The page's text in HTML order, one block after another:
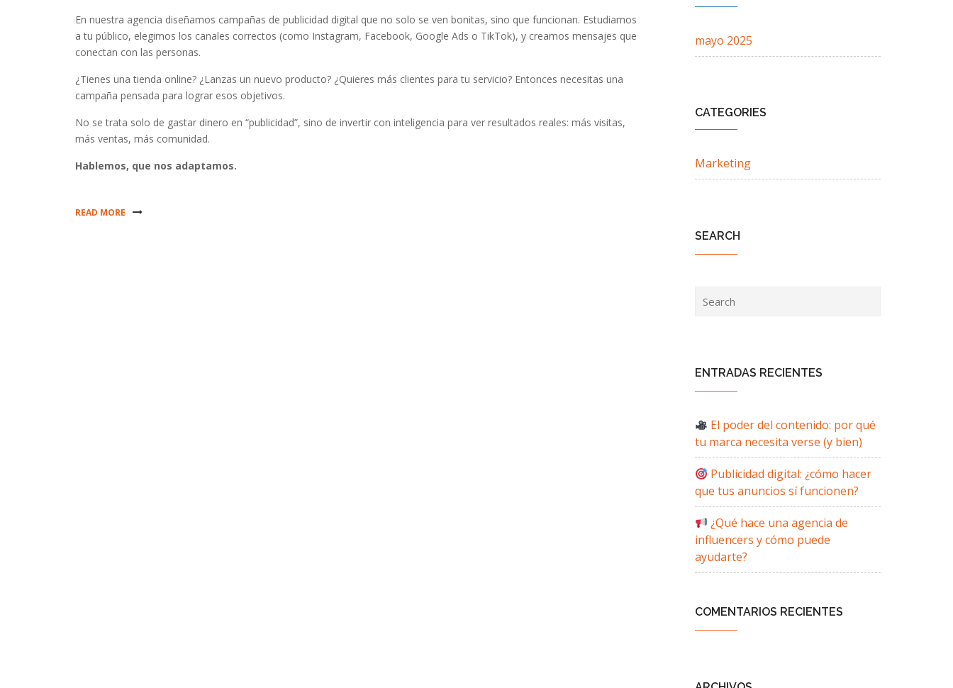
En nuestra agencia diseñamos campañas de publicidad digital que no solo se ven bonitas, sino que funcionan. Estudiamos
a tu público, elegimos los canales correctos (como Instagram, Facebook, Google Ads o TikTok), y creamos mensajes que
conectan con las personas.
¿Tienes una tienda online? ¿Lanzas un nuevo producto? ¿Quieres más clientes para tu servicio? Entonces necesitas una
campaña pensada para lograr esos objetivos.
No se trata solo de gastar dinero en “publicidad”, sino de invertir con inteligencia para ver resultados reales: más visitas,
más ventas, más comunidad.
Hablemos, que nos adaptamos.
READ MORE
mayo 2025
CATEGORIES
Marketing
SEARCH
ENTRADAS RECIENTES
El poder del contenido: por qué
tu marca necesita verse (y bien)
Publicidad digital: ¿cómo hacer
que tus anuncios sí funcionen?
¿Qué hace una agencia de
influencers y cómo puede
ayudarte?
COMENTARIOS RECIENTES